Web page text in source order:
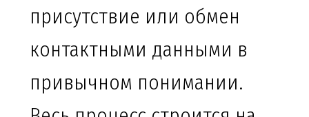
присутствие или обмен
контактными данными в
привычном понимании.